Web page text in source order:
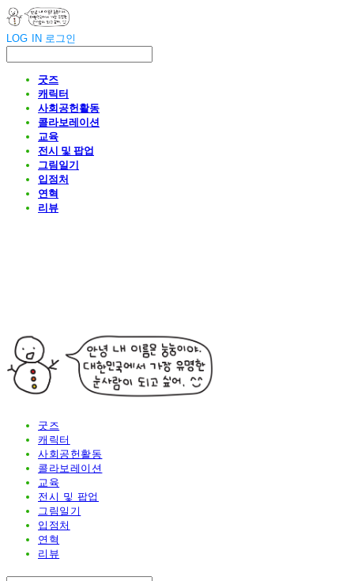
LOG IN 로그인
굿즈
캐릭터
사회공헌활동
콜라보레이션
교육
전시 및 팝업
그림일기
입점처
연혁
리뷰
굿즈
캐릭터
사회공헌활동
콜라보레이션
교육
전시 및 팝업
그림일기
입점처
연혁
리뷰